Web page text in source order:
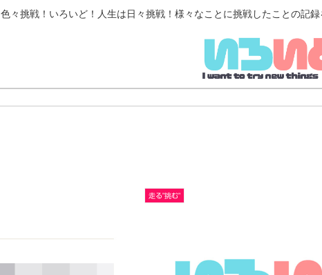
色々挑戦！いろいど！人生は日々挑戦！様々なことに挑戦したことの記
走る"挑む"